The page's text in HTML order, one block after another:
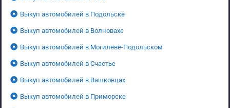
Выкуп автомобилей в Подольске
Выкуп автомобилей в Волновахе
Выкуп автомобилей в Могилеве-Подольском
Выкуп автомобилей в Счастье
Выкуп автомобилей в Вашковцах
Выкуп автомобилей в Приморске